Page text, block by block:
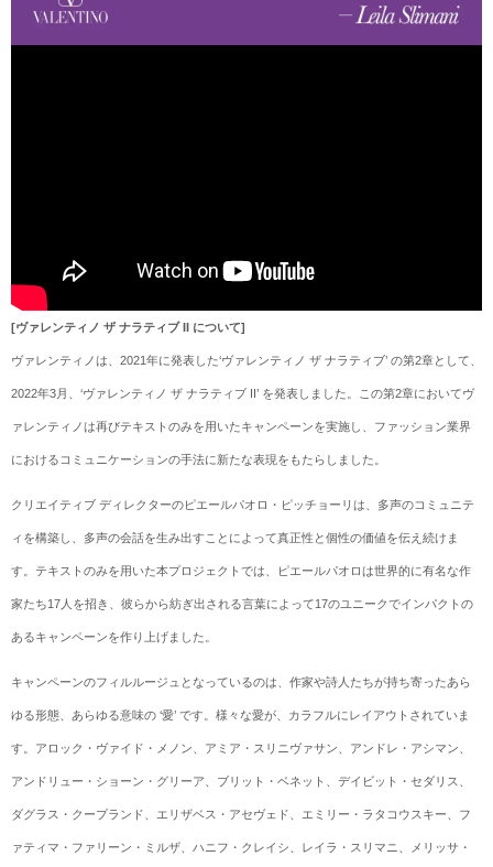
[ヴァレンティノ ザ ナラティブ II について]
ヴァレンティノは、2021年に発表した‘ヴァレンティノ ザ ナラティブ’ の第2章として、
2022年3月、‘ヴァレンティノ ザ ナラティブ II’ を発表しました。この第2章においてヴ
ァレンティノは再びテキストのみを用いたキャンペーンを実施し、ファッション業界
におけるコミュニケーションの手法に新たな表現をもたらしました。
クリエイティブ ディレクターのピエールパオロ・ピッチョーリは、多声のコミュニテ
ィを構築し、多声の会話を生み出すことによって真正性と個性の価値を伝え続けま
す。テキストのみを用いた本プロジェクトでは、ピエールパオロは世界的に有名な作
家たち17人を招き、彼らから紡ぎ出される言葉によって17のユニークでインパクトの
あるキャンペーンを作り上げました。
キャンペーンのフィルルージュとなっているのは、作家や詩人たちが持ち寄ったあら
ゆる形態、あらゆる意味の ‘愛’ です。様々な愛が、カラフルにレイアウトされていま
す。アロック・ヴァイド・メノン、アミア・スリニヴァサン、アンドレ・アシマン、
アンドリュー・ショーン・グリーア、ブリット・ベネット、デイビット・セダリス、
ダグラス・クープランド、エリザベス・アセヴェド、エミリー・ラタコウスキー、フ
ァティマ・ファリーン・ミルザ、ハニフ・クレイシ、レイラ・スリマニ、メリッサ・